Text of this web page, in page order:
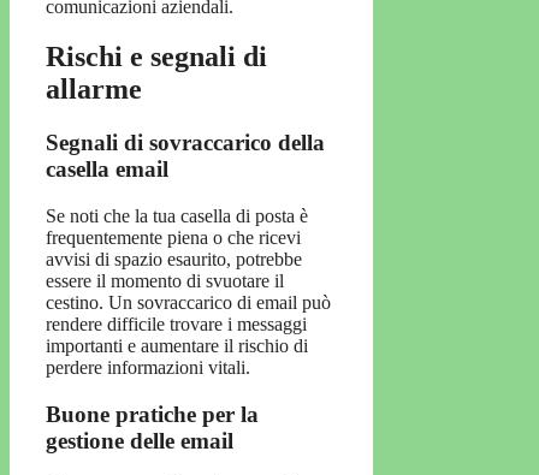
comunicazioni aziendali.
Rischi e segnali di
allarme
Segnali di sovraccarico della
casella email
Se noti che la tua casella di posta è
frequentemente piena o che ricevi
avvisi di spazio esaurito, potrebbe
essere il momento di svuotare il
cestino. Un sovraccarico di email può
rendere difficile trovare i messaggi
importanti e aumentare il rischio di
perdere informazioni vitali.
Buone pratiche per la
gestione delle email